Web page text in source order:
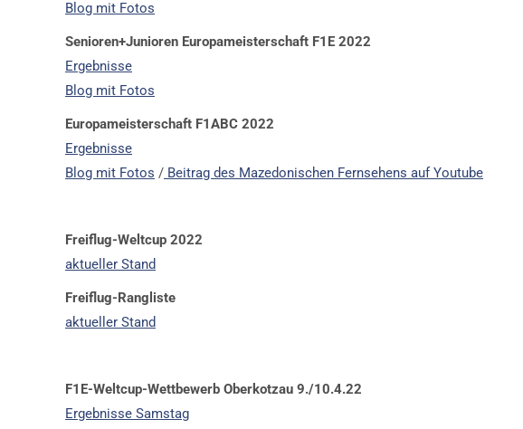
Blog mit Fotos
Senioren+Junioren Europameisterschaft F1E 2022
Ergebnisse
Blog mit Fotos
Europameisterschaft F1ABC 2022
Ergebnisse
Blog mit Fotos / Beitrag des Mazedonischen Fernsehens auf Youtube
Freiflug-Weltcup 2022
aktueller Stand
Freiflug-Rangliste
aktueller Stand
F1E-Weltcup-Wettbewerb Oberkotzau 9./10.4.22
Ergebnisse Samstag